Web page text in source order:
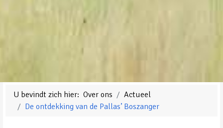
U bevindt zich hier:Over ons
Actueel
De ontdekking van de Pallas’ Boszanger